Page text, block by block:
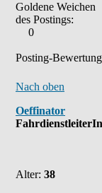
Goldene Weichen
des Postings:
0
Posting-
Nach oben
Oeffinator
FahrdienstleiterIn
Alter: 38